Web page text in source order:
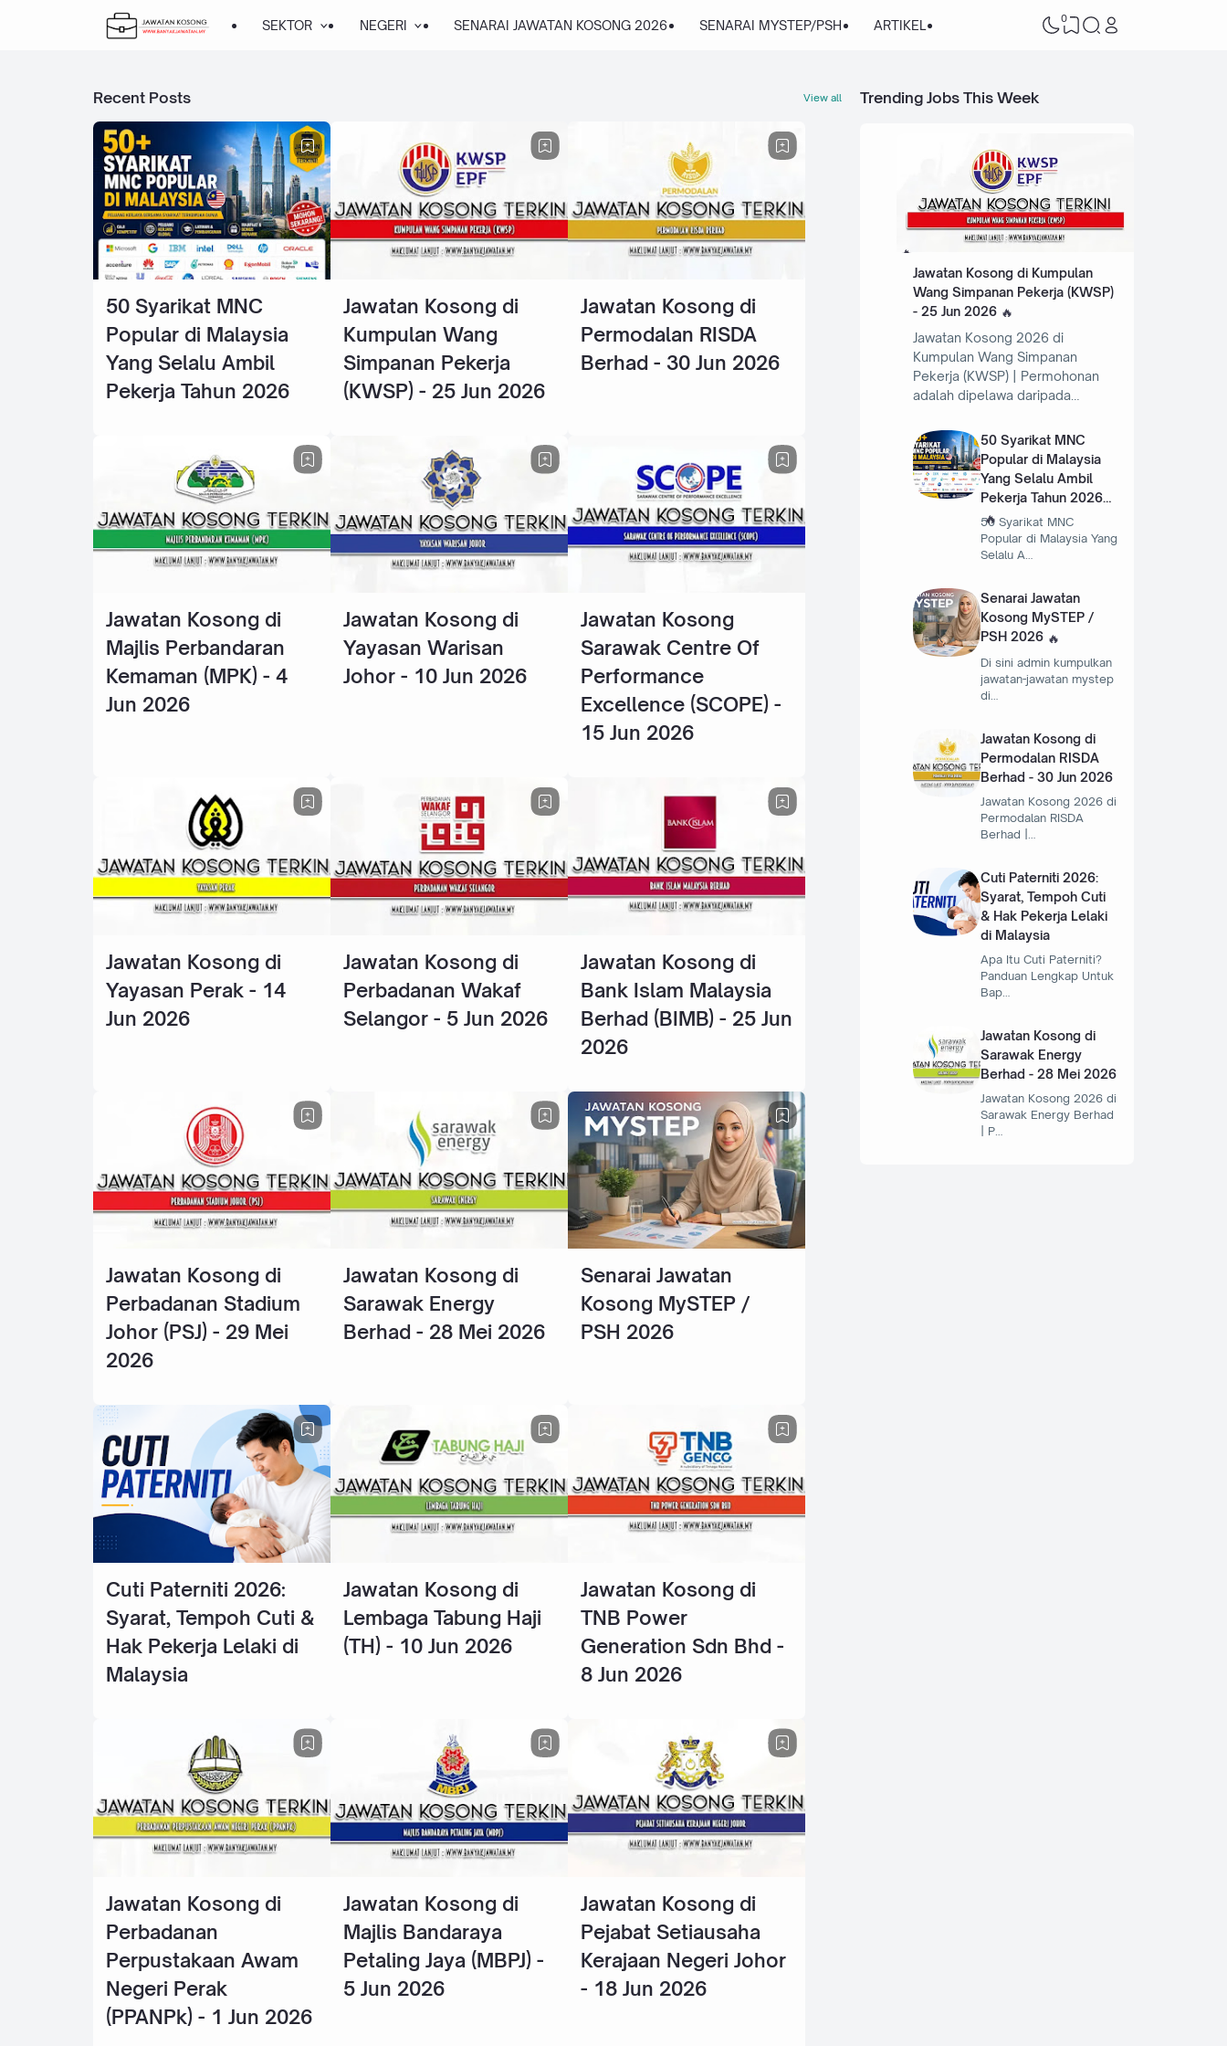
SEKTOR NEGERI SENARAI JAWATAN KOSONG 2026 SENARAI MYSTEP/PSH ARTIKEL 0
Recent Posts View all
50 Syarikat MNC
Popular di Malaysia
Yang Selalu Ambil
Pekerja Tahun 2026
Jawatan Kosong di
Kumpulan Wang
Simpanan Pekerja
(KWSP) - 25 Jun 2026
Jawatan Kosong di
Permodalan RISDA
Berhad - 30 Jun 2026
Jawatan Kosong di
Majlis Perbandaran
Kemaman (MPK) - 4
Jun 2026
Jawatan Kosong di
Yayasan Warisan
Johor - 10 Jun 2026
Jawatan Kosong
Sarawak Centre Of
Performance
Excellence (SCOPE) -
15 Jun 2026
Jawatan Kosong di
Yayasan Perak - 14
Jun 2026
Jawatan Kosong di
Perbadanan Wakaf
Selangor - 5 Jun 2026
Jawatan Kosong di
Bank Islam Malaysia
Berhad (BIMB) - 25 Jun
2026
Jawatan Kosong di
Perbadanan Stadium
Johor (PSJ) - 29 Mei
2026
Jawatan Kosong di
Sarawak Energy
Berhad - 28 Mei 2026
Senarai Jawatan
Kosong MySTEP /
PSH 2026
Cuti Paterniti 2026:
Syarat, Tempoh Cuti &
Hak Pekerja Lelaki di
Malaysia
Jawatan Kosong di
Lembaga Tabung Haji
(TH) - 10 Jun 2026
Jawatan Kosong di
TNB Power
Generation Sdn Bhd -
8 Jun 2026
Jawatan Kosong di
Perbadanan
Perpustakaan Awam
Negeri Perak
(PPANPk) - 1 Jun 2026
Jawatan Kosong di
Majlis Bandaraya
Petaling Jaya (MBPJ) -
5 Jun 2026
Jawatan Kosong di
Pejabat Setiausaha
Kerajaan Negeri Johor
- 18 Jun 2026
Trending Jobs This Week
Jawatan Kosong di Kumpulan
Wang Simpanan Pekerja (KWSP)
- 25 Jun 2026
Jawatan Kosong 2026 di
Kumpulan Wang Simpanan
Pekerja (KWSP) | Permohonan
adalah dipelawa daripada…
50 Syarikat MNC
Popular di Malaysia
Yang Selalu Ambil
Pekerja Tahun 2026
50 Syarikat MNC
Popular di Malaysia Yang
Selalu A…
Senarai Jawatan
Kosong MySTEP /
PSH 2026
Di sini admin kumpulkan
jawatan-jawatan mystep
di…
Jawatan Kosong di
Permodalan RISDA
Berhad - 30 Jun 2026
Jawatan Kosong 2026 di
Permodalan RISDA
Cuti Paterniti 2026:
Syarat, Tempoh Cuti
& Hak Pekerja Lelaki
di Malaysia
Apa Itu Cuti Paterniti?
Panduan Lengkap Untuk
Bap…
Jawatan Kosong di
Sarawak Energy
Berhad - 28 Mei 2026
Jawatan Kosong 2026 di
Sarawak Energy Berhad
| P…